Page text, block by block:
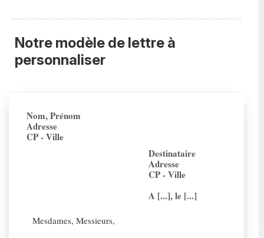
Notre modèle de lettre à
personnaliser
Nom, Prénom
Adresse
CP - Ville
Destinataire
Adresse
CP - Ville
A [...], le [...]
Mesdames, Messieurs,